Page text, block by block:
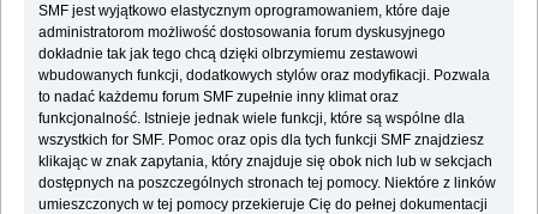
SMF jest wyjątkowo elastycznym oprogramowaniem, które daje
administratorom możliwość dostosowania forum dyskusyjnego
dokładnie tak jak tego chcą dzięki olbrzymiemu zestawowi
wbudowanych funkcji, dodatkowych stylów oraz modyfikacji. Pozwala
to nadać każdemu forum SMF zupełnie inny klimat oraz
funkcjonalność. Istnieje jednak wiele funkcji, które są wspólne dla
wszystkich for SMF. Pomoc oraz opis dla tych funkcji SMF znajdziesz
klikając w znak zapytania, który znajduje się obok nich lub w sekcjach
dostępnych na poszczególnych stronach tej pomocy. Niektóre z linków
umieszczonych w tej pomocy przekieruje Cię do pełnej dokumentacji